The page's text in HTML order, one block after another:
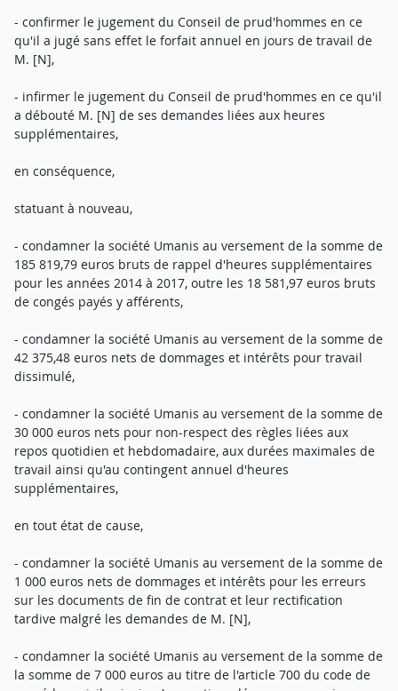
- confirmer le jugement du Conseil de prud'hommes en ce
qu'il a jugé sans effet le forfait annuel en jours de travail de
M. [N],
- infirmer le jugement du Conseil de prud'hommes en ce qu'il
a débouté M. [N] de ses demandes liées aux heures
supplémentaires,
en conséquence,
statuant à nouveau,
- condamner la société Umanis au versement de la somme de
185 819,79 euros bruts de rappel d'heures supplémentaires
pour les années 2014 à 2017, outre les 18 581,97 euros bruts
de congés payés y afférents,
- condamner la société Umanis au versement de la somme de
42 375,48 euros nets de dommages et intérêts pour travail
dissimulé,
- condamner la société Umanis au versement de la somme de
30 000 euros nets pour non-respect des règles liées aux
repos quotidien et hebdomadaire, aux durées maximales de
travail ainsi qu'au contingent annuel d'heures
supplémentaires,
en tout état de cause,
- condamner la société Umanis au versement de la somme de
1 000 euros nets de dommages et intérêts pour les erreurs
sur les documents de fin de contrat et leur rectification
tardive malgré les demandes de M. [N],
- condamner la société Umanis au versement de la somme de
la somme de 7 000 euros au titre de l'article 700 du code de